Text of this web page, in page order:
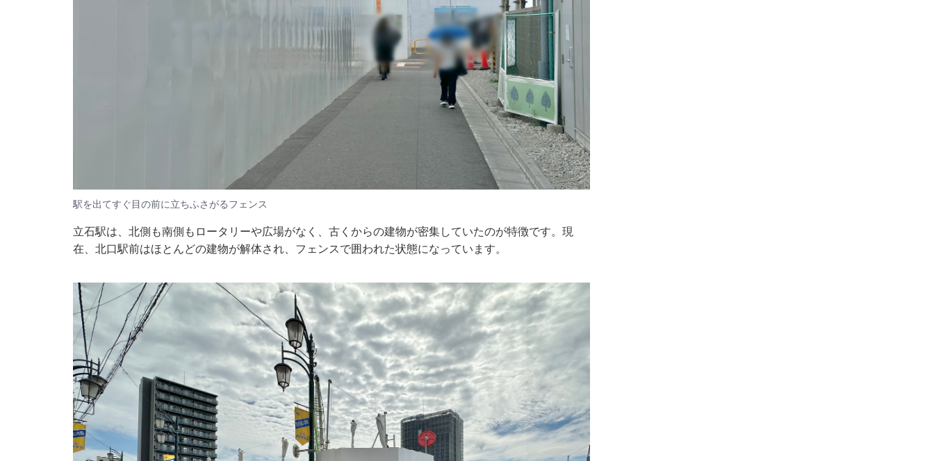
駅を出てすぐ目の前に立ちふさがるフェンス
立石駅は、北側も南側もロータリーや広場がなく、古くからの建物が密集していたのが特徴です。現
在、北口駅前はほとんどの建物が解体され、フェンスで囲われた状態になっています。